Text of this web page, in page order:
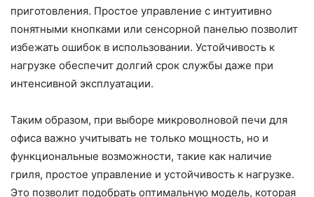
приготовления. Простое управление с интуитивно
понятными кнопками или сенсорной панелью позволит
избежать ошибок в использовании. Устойчивость к
нагрузке обеспечит долгий срок службы даже при
интенсивной эксплуатации.
Таким образом, при выборе микроволновой печи для
офиса важно учитывать не только мощность, но и
функциональные возможности, такие как наличие
гриля, простое управление и устойчивость к нагрузке.
Это позволит подобрать оптимальную модель, которая